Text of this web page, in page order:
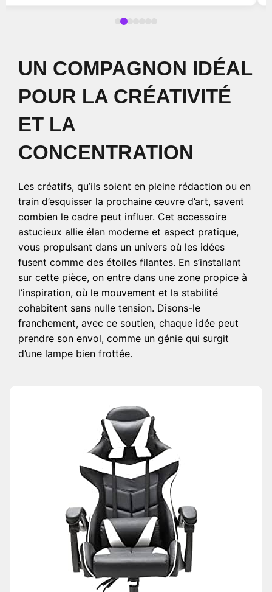
UN COMPAGNON IDÉAL
POUR LA CRÉATIVITÉ
ET LA
CONCENTRATION
Les créatifs, qu’ils soient en pleine rédaction ou en
train d’esquisser la prochaine œuvre d’art, savent
combien le cadre peut influer. Cet accessoire
astucieux allie élan moderne et aspect pratique,
vous propulsant dans un univers où les idées
fusent comme des étoiles filantes. En s’installant
sur cette pièce, on entre dans une zone propice à
l’inspiration, où le mouvement et la stabilité
cohabitent sans nulle tension. Disons-le
franchement, avec ce soutien, chaque idée peut
prendre son envol, comme un génie qui surgit
d’une lampe bien frottée.